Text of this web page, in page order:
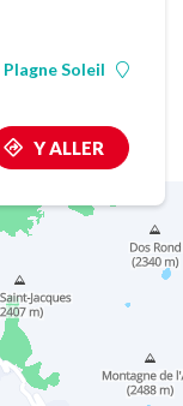
Plagne Soleil
Y ALLER